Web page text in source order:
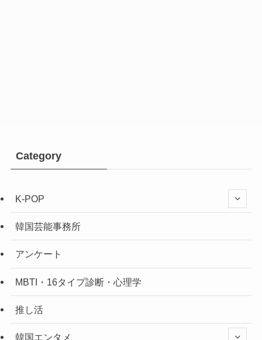
Category
K-POP
韓国芸能事務所
アンケート
MBTI・16タイプ診断・心理学
推し活
韓国エンタメ